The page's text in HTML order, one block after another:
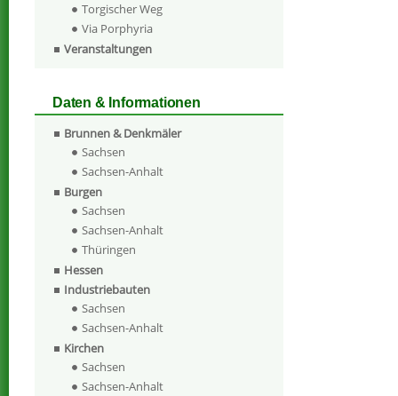
Torgischer Weg
Via Porphyria
Veranstaltungen
Daten & Informationen
Brunnen & Denkmäler
Sachsen
Sachsen-Anhalt
Burgen
Sachsen
Sachsen-Anhalt
Thüringen
Hessen
Industriebauten
Sachsen
Sachsen-Anhalt
Kirchen
Sachsen
Sachsen-Anhalt